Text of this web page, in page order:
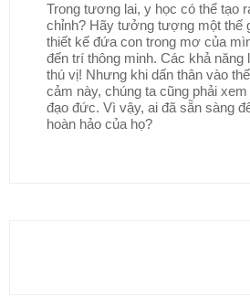
Trong tương lai, y học có thể tạo
chỉnh? Hãy tưởng tượng một thế
thiết kế đứa con trong mơ của
đến trí thông minh. Các khả năng
thú vị! Nhưng khi dấn thân vào
cảm này, chúng ta cũng phải
đạo đức. Vì vậy, ai đã sẵn sàng
hoàn hảo của họ?